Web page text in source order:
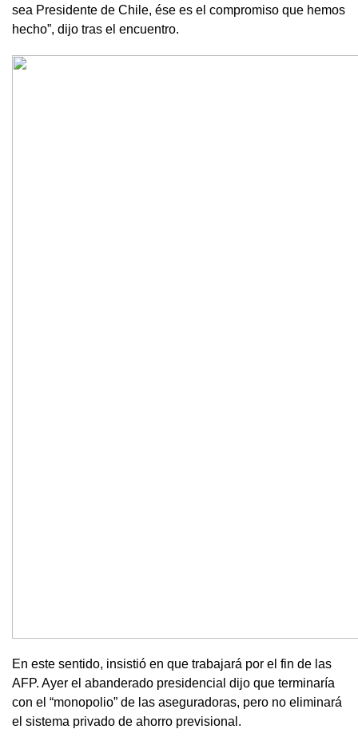
sea Presidente de Chile, ése es el compromiso que hemos
hecho”, dijo tras el encuentro.
En este sentido, insistió en que trabajará por el fin de las
AFP. Ayer el abanderado presidencial dijo que terminaría
con el “monopolio” de las aseguradoras, pero no eliminará
el sistema privado de ahorro previsional.